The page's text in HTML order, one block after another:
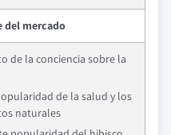
del mercado
de la conciencia sobre la
de la salud y los
naturales